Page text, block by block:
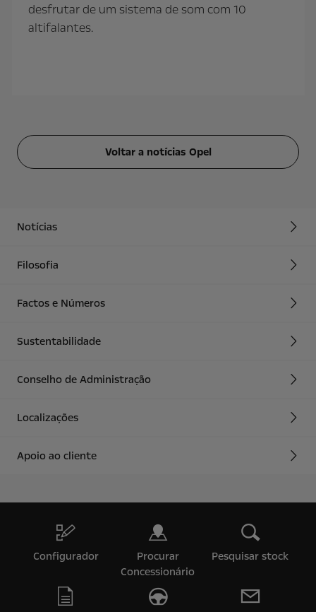
desfrutar de um sistema de som com 10
altifalantes.
Voltar a notícias Opel
Notícias
Filosofia
Factos e Números
Sustentabilidade
Conselho de Administração
Localizações
Apoio ao cliente
Configurador
Procurar
Concessionário
Pesquisar stock